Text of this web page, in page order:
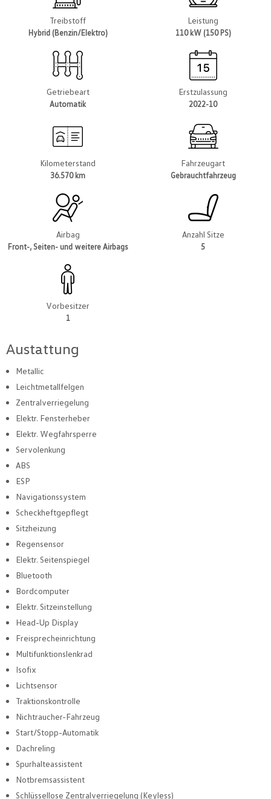
Treibstoff
Hybrid (Benzin/Elektro)
Leistung
110 kW (150 PS)
Getriebeart
Automatik
Erstzulassung
2022-10
Kilometerstand
36.570 km
Fahrzeugart
Gebrauchtfahrzeug
Airbag
Front-, Seiten- und weitere Airbags
Anzahl Sitze
5
Vorbesitzer
1
Austattung
Metallic
Leichtmetallfelgen
Zentralverriegelung
Elektr. Fensterheber
Elektr. Wegfahrsperre
Servolenkung
ABS
ESP
Navigationssystem
Scheckheftgepflegt
Sitzheizung
Regensensor
Elektr. Seitenspiegel
Bluetooth
Bordcomputer
Elektr. Sitzeinstellung
Head-Up Display
Freisprecheinrichtung
Multifunktionslenkrad
Isofix
Lichtsensor
Traktionskontrolle
Nichtraucher-Fahrzeug
Start/Stopp-Automatik
Dachreling
Spurhalteassistent
Notbremsassistent
Schlüssellose Zentralverriegelung (Keyless)